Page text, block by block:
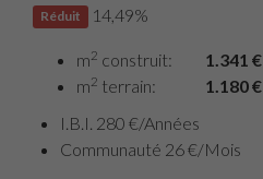
Réduit 14,49%
m2 construit:
1.341 €
m2 terrain:
1.180 €
I.B.I. 280 €/Années
Communauté 26 €/Mois